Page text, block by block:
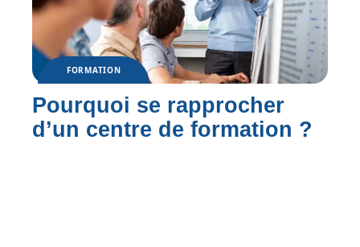
FORMATION
Pourquoi se rapprocher
d’un centre de formation ?